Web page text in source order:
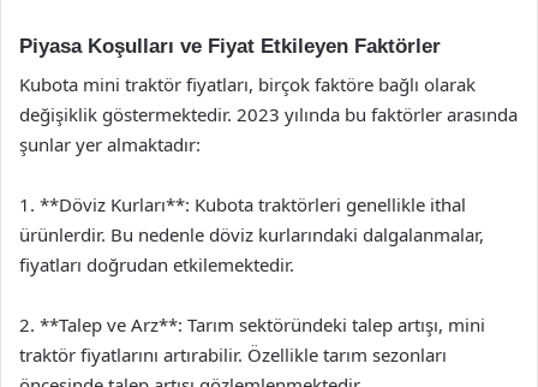
Piyasa Koşulları ve Fiyat Etkileyen Faktörler
Kubota mini traktör fiyatları, birçok faktöre bağlı olarak
değişiklik göstermektedir. 2023 yılında bu faktörler arasında
şunlar yer almaktadır:
1. **Döviz Kurları**: Kubota traktörleri genellikle ithal
ürünlerdir. Bu nedenle döviz kurlarındaki dalgalanmalar,
fiyatları doğrudan etkilemektedir.
2. **Talep ve Arz**: Tarım sektöründeki talep artışı, mini
traktör fiyatlarını artırabilir. Özellikle tarım sezonları